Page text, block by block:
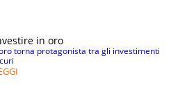
in oro
torna protagonista tra gli investimenti